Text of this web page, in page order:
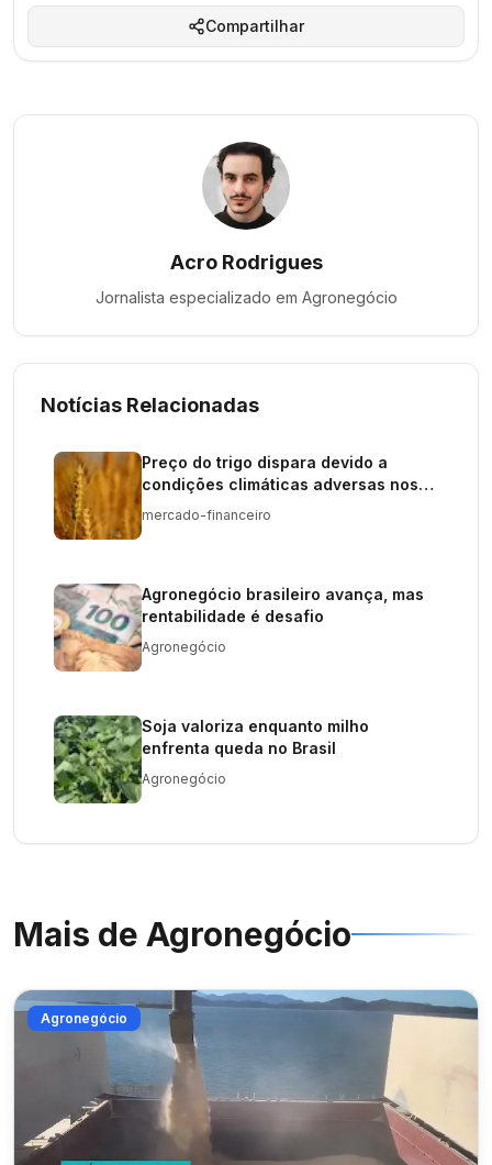
Compartilhar
Acro Rodrigues
Jornalista especializado em Agronegócio
Notícias Relacionadas
Preço do trigo dispara devido a
condições climáticas adversas nos
mercado-financeiro
Agronegócio brasileiro avança, mas
rentabilidade é desafio
Agronegócio
Soja valoriza enquanto milho
enfrenta queda no Brasil
Agronegócio
Mais de Agronegócio
Agronegócio